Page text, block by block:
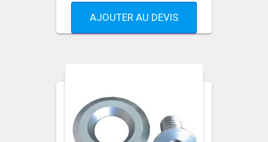
AJOUTER AU DEVIS